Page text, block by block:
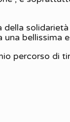
della
bellissima
percorso di